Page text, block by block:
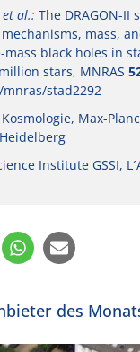
et al.: The DRAGON-II
mass,
black holes in
stars, MNRAS
mnras/stad2292
Max-
Institute GSSI,
des